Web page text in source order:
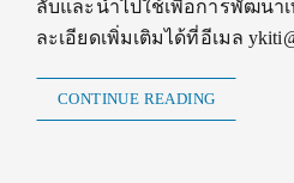
ลับและนำไปใช้เพื่อการพัฒนา
ละเอียดเพิ่มเติมได้ที่อีเมล
CONTINUE READING